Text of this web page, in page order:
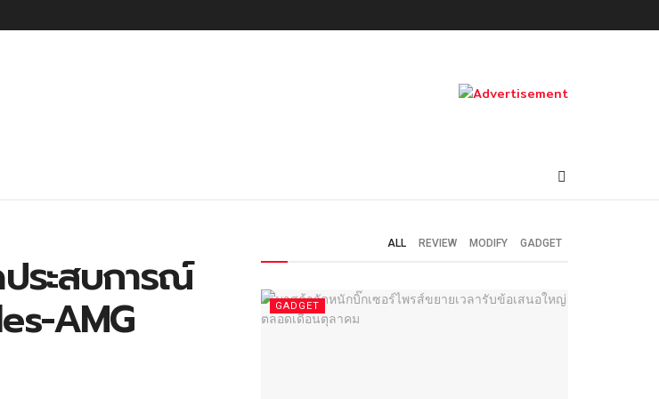
ระสบการณ์
AMG
ALL REVIEW MODIFY GADGET
GADGET